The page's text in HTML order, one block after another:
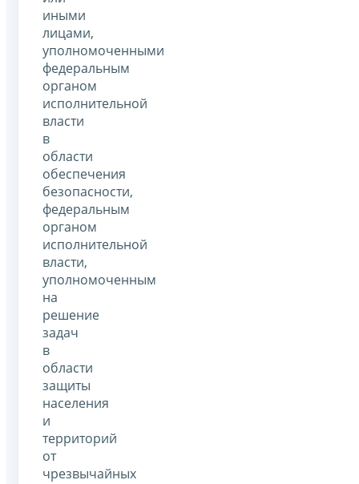
иными
лицами,
уполномоченными
федеральным
органом
исполнительной
власти
в
области
обеспечения
безопасности,
федеральным
органом
исполнительной
власти,
уполномоченным
на
решение
задач
в
области
защиты
населения
и
территорий
от
чрезвычайных